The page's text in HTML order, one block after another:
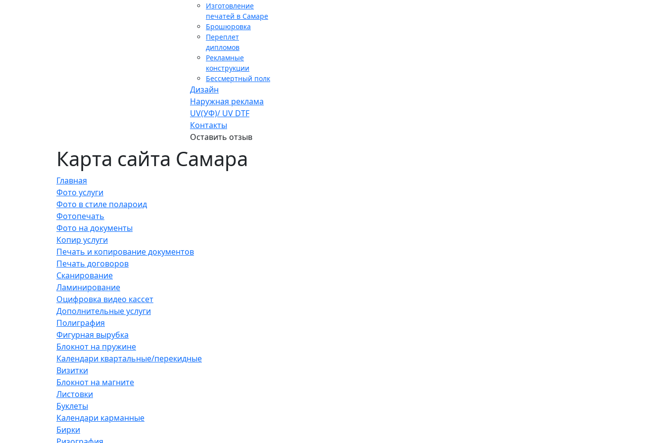
Изготовление
печатей в Самаре
Брошюровка
Переплет
дипломов
Рекламные
конструкции
Бессмертный полк
Дизайн
Наружная реклама
UV(УФ)/ UV DTF
Контакты
Оставить отзыв
Карта сайта Самара
Главная
Фото услуги
Фото в стиле полароид
Фотопечать
Фото на документы
Копир услуги
Печать и копирование документов
Печать договоров
Сканирование
Ламинирование
Оцифровка видео кассет
Дополнительные услуги
Полиграфия
Фигурная вырубка
Блокнот на пружине
Календари квартальные/перекидные
Визитки
Блокнот на магните
Листовки
Буклеты
Календари карманные
Бирки